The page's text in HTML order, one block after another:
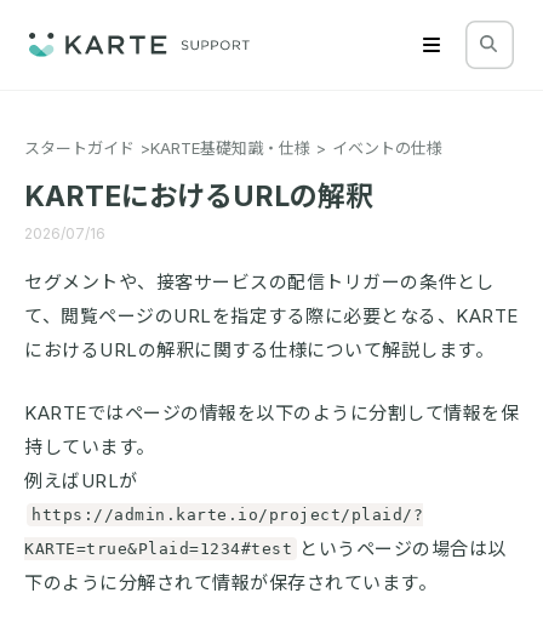
スタートガイド KARTE基礎知識・仕様 イベントの仕様
KARTEにおけるURLの解釈
2026/07/16
セグメントや、接客サービスの配信トリガーの条件とし
て、閲覧ページのURLを指定する際に必要となる、KARTE
におけるURLの解釈に関する仕様について解説します。
KARTEではページの情報を以下のように分割して情報を保
持しています。
例えばURLが
https://admin.karte.io/project/plaid/?
KARTE=true&Plaid=1234#test
というページの場合は以
下のように分解されて情報が保存されています。